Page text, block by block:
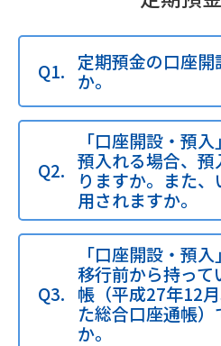
定期預金の口座
か。
「口座開設・預
預入れる場合、
りますか。また
用されますか。
「口座開設・預
移行前から持って
帳（平成27年12
た総合口座通帳）
か。